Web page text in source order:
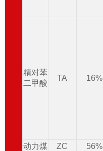
精对苯
二甲酸
TA 16%
动力煤 ZC 56%